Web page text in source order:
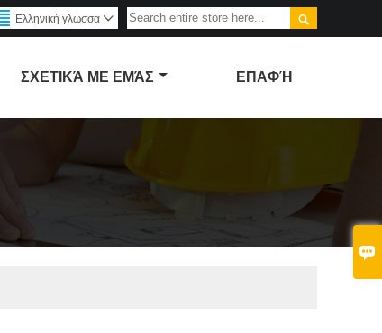


Ελληνική γλώσσα 
ΣΧΕΤΙΚΆ ΜΕ ΕΜΆΣ ΕΠΑΦΉ